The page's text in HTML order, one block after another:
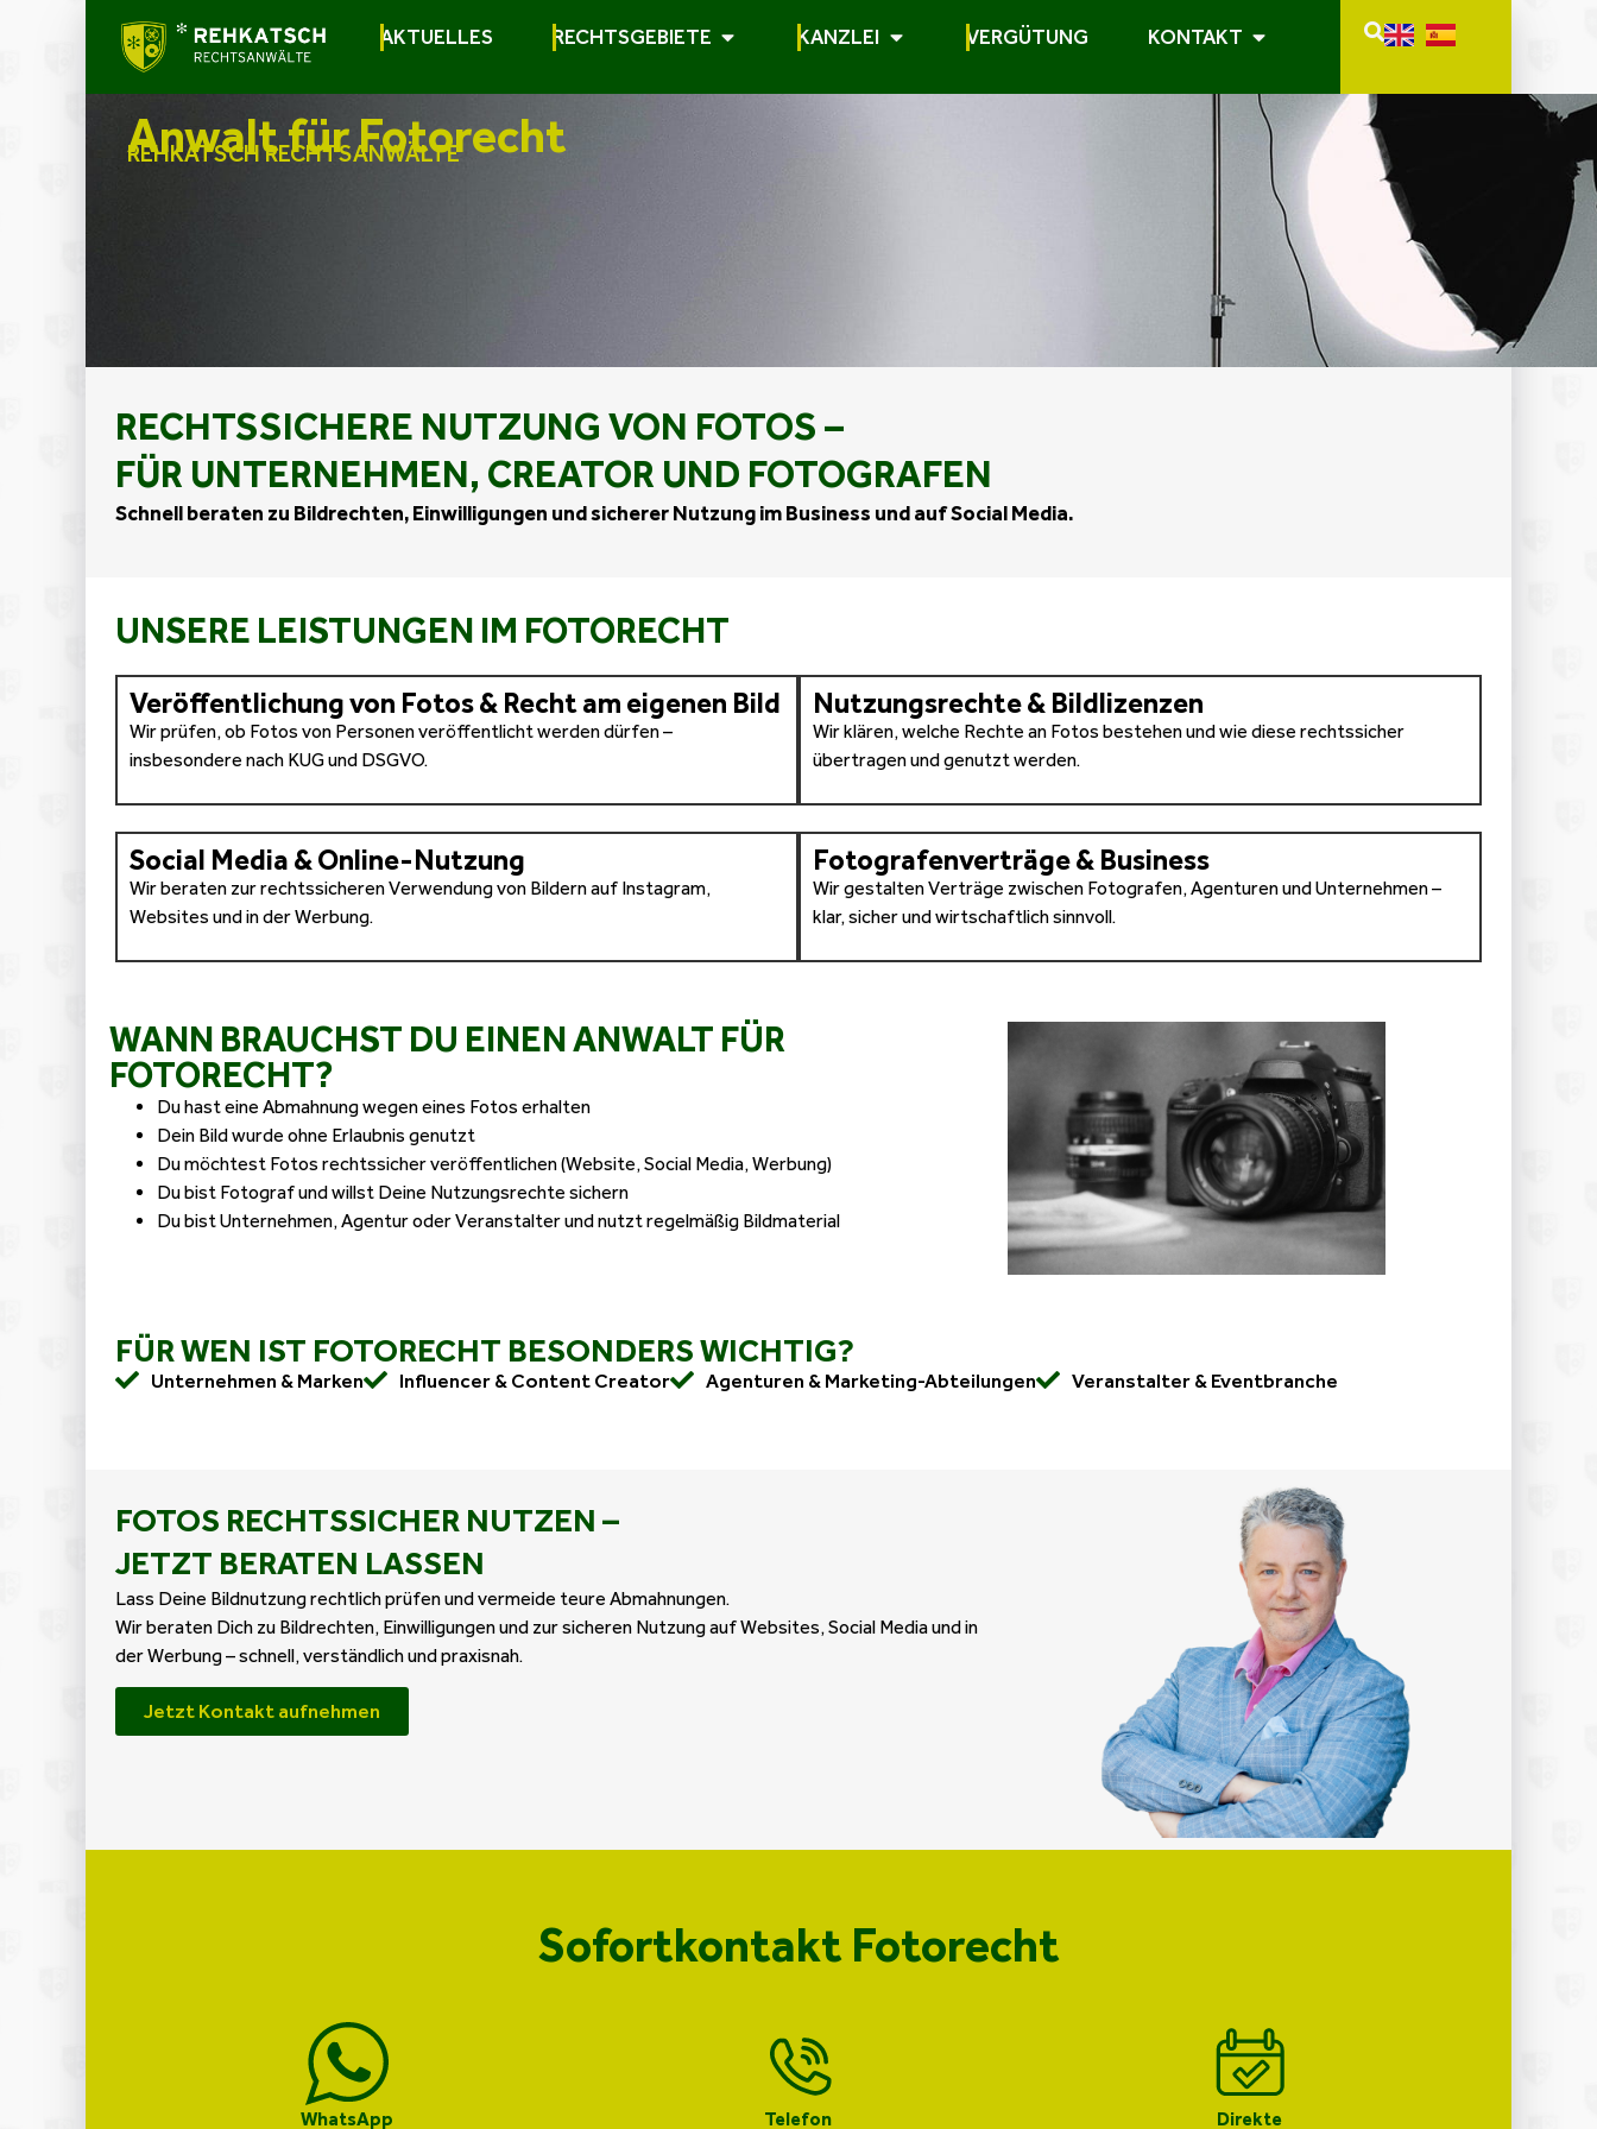
AKTUELLES RECHTSGEBIETE KANZLEI VERGÜTUNG KONTAKT
Anwalt für Fotorecht
REHKATSCH RECHTSANWÄLTE
RECHTSSICHERE NUTZUNG VON FOTOS –
FÜR UNTERNEHMEN, CREATOR UND FOTOGRAFEN
Schnell beraten zu Bildrechten, Einwilligungen und sicherer Nutzung im Business und auf Social Media.
UNSERE LEISTUNGEN IM FOTORECHT
Veröffentlichung von Fotos & Recht am eigenen Bild
Wir prüfen, ob Fotos von Personen veröffentlicht werden dürfen –
insbesondere nach KUG und DSGVO.
Nutzungsrechte & Bildlizenzen
Wir klären, welche Rechte an Fotos bestehen und wie diese rechtssicher
übertragen und genutzt werden.
Social Media & Online-Nutzung
Wir beraten zur rechtssicheren Verwendung von Bildern auf Instagram,
Websites und in der Werbung.
Fotografenverträge & Business
Wir gestalten Verträge zwischen Fotografen, Agenturen und Unternehmen –
klar, sicher und wirtschaftlich sinnvoll.
WANN BRAUCHST DU EINEN ANWALT FÜR
FOTORECHT?
Du hast eine Abmahnung wegen eines Fotos erhalten
Dein Bild wurde ohne Erlaubnis genutzt
Du möchtest Fotos rechtssicher veröffentlichen (Website, Social Media, Werbung)
Du bist Fotograf und willst Deine Nutzungsrechte sichern
Du bist Unternehmen, Agentur oder Veranstalter und nutzt regelmäßig Bildmaterial
FÜR WEN IST FOTORECHT BESONDERS WICHTIG?
Unternehmen & Marken Influencer & Content Creator Agenturen & Marketing-Abteilungen Veranstalter & Eventbranche
FOTOS RECHTSSICHER NUTZEN –
JETZT BERATEN LASSEN
Lass Deine Bildnutzung rechtlich prüfen und vermeide teure Abmahnungen.
Wir beraten Dich zu Bildrechten, Einwilligungen und zur sicheren Nutzung auf Websites, Social Media und in
der Werbung – schnell, verständlich und praxisnah.
Jetzt Kontakt aufnehmen
Sofortkontakt Fotorecht
WhatsApp Telefon Direkte